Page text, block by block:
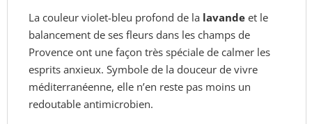
La couleur violet-bleu profond de la lavande et le
balancement de ses fleurs dans les champs de
Provence ont une façon très spéciale de calmer les
esprits anxieux. Symbole de la douceur de vivre
méditerranéenne, elle n’en reste pas moins un
redoutable antimicrobien.